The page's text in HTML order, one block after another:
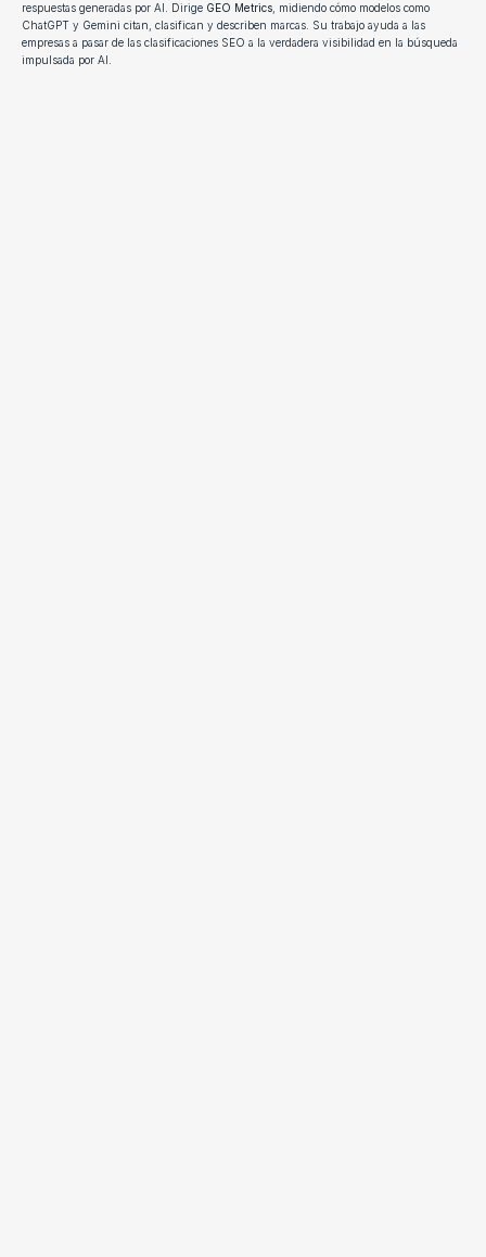
respuestas generadas por AI. Dirige GEO Metrics , midiendo cómo modelos como
ChatGPT y Gemini citan, clasifican y describen marcas. Su trabajo ayuda a las
empresas a pasar de las clasificaciones SEO a la verdadera visibilidad en la búsqueda
impulsada por AI.